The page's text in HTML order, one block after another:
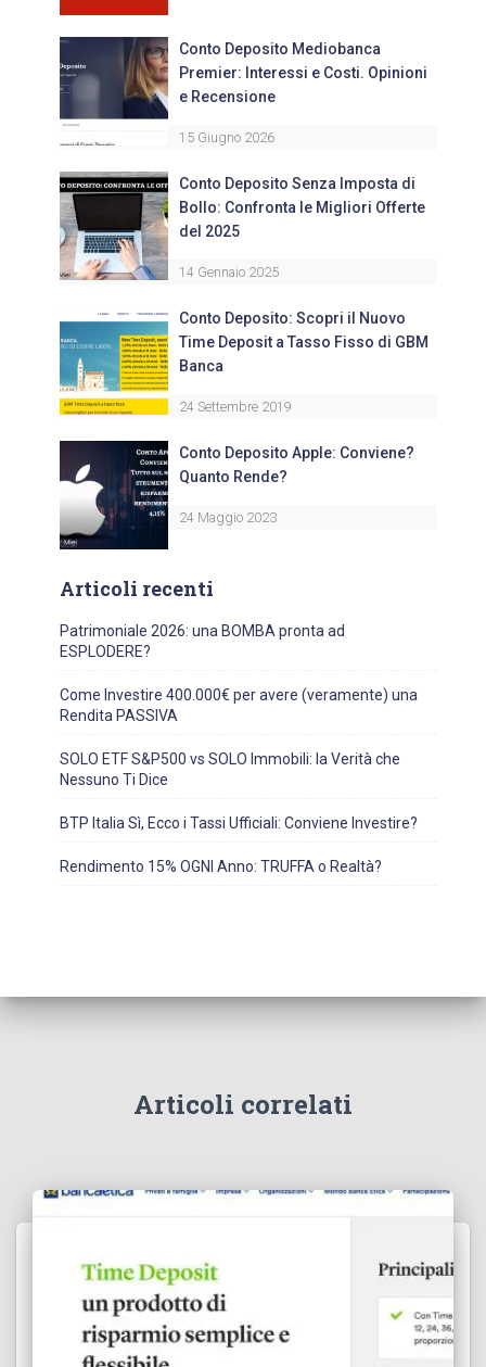
Conto Deposito Mediobanca
Premier: Interessi e Costi. Opinioni
e Recensione
15 Giugno 2026
Conto Deposito Senza Imposta di
Bollo: Confronta le Migliori Offerte
del 2025
14 Gennaio 2025
Conto Deposito: Scopri il Nuovo
Time Deposit a Tasso Fisso di GBM
Banca
24 Settembre 2019
Conto Deposito Apple: Conviene?
Quanto Rende?
24 Maggio 2023
Articoli recenti
Patrimoniale 2026: una BOMBA pronta ad
ESPLODERE?
Come Investire 400.000€ per avere (veramente) una
Rendita PASSIVA
SOLO ETF S&P500 vs SOLO Immobili: la Verità che
Nessuno Ti Dice
BTP Italia Sì, Ecco i Tassi Ufficiali: Conviene Investire?
Rendimento 15% OGNI Anno: TRUFFA o Realtà?
Articoli correlati